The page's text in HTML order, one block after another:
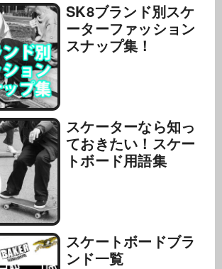
SK8ブランド別スケ
ーターファッション
スナップ集！
スケーターなら知っ
ておきたい！スケー
トボード用語集
スケートボードブラ
ンド一覧